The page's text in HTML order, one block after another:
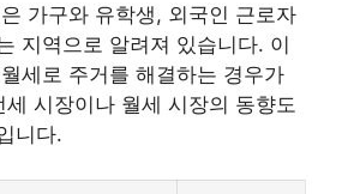
가구와 유학생, 외국인 근로자
지역으로 알려져 있습니다. 이
세로 주거를 해결하는 경우가
시장이나 월세 시장의 동향도
니다.